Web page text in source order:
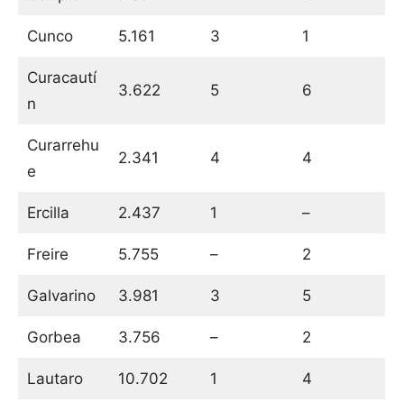
Cunco 5.161 3 1
Curacautí
n
3.622 5 6
Curarrehu
e
2.341 4 4
Ercilla 2.437 1 –
Freire 5.755 – 2
Galvarino 3.981 3 5
Gorbea 3.756 – 2
Lautaro 10.702 1 4